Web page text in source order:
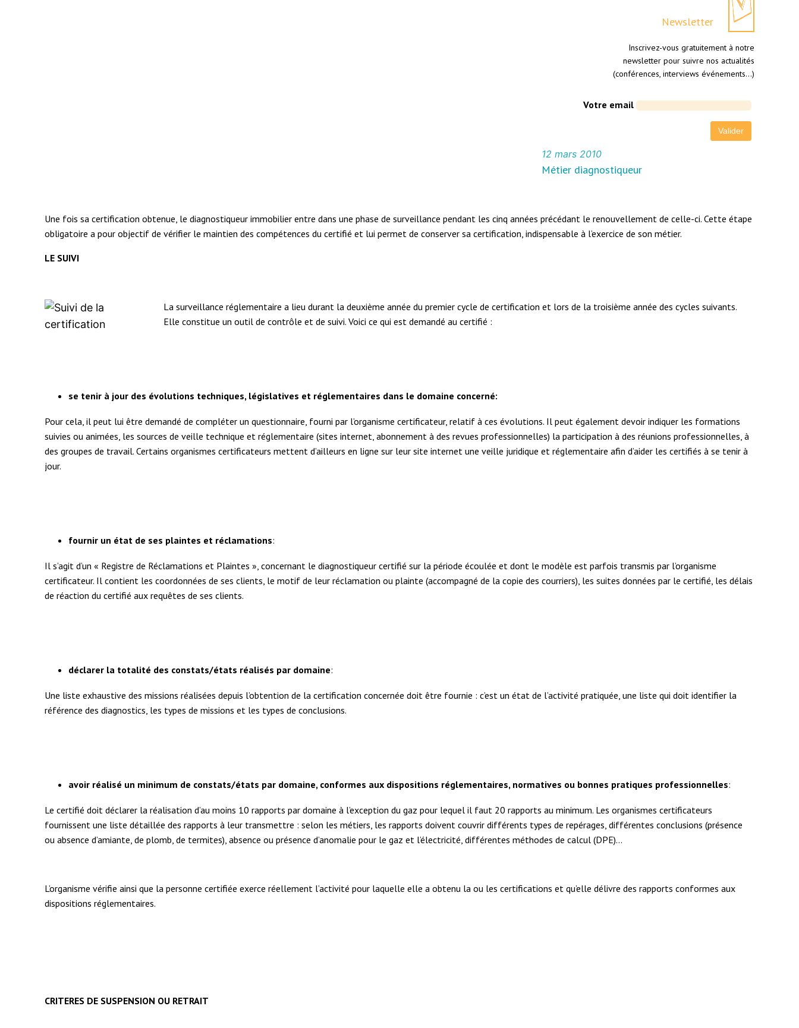
Newsletter
Inscrivez-vous gratuitement à notre
newsletter pour suivre nos actualités
(conférences, interviews événements…)
Votre email
12 mars 2010
Métier diagnostiqueur
Une fois sa certification obtenue, le diagnostiqueur immobilier entre dans une phase de surveillance pendant les cinq années précédant le renouvellement de celle-ci. Cette étape
obligatoire a pour objectif de vérifier le maintien des compétences du certifié et lui permet de conserver sa certification, indispensable à l’exercice de son métier.
LE SUIVI
La surveillance réglementaire a lieu durant la deuxième année du premier cycle de certification et lors de la troisième année des cycles suivants.
Elle constitue un outil de contrôle et de suivi. Voici ce qui est demandé au certifié :
se tenir à jour des évolutions techniques, législatives et réglementaires dans le domaine concerné:
Pour cela, il peut lui être demandé de compléter un questionnaire, fourni par l’organisme certificateur, relatif à ces évolutions. Il peut également devoir indiquer les formations
suivies ou animées, les sources de veille technique et réglementaire (sites internet, abonnement à des revues professionnelles) la participation à des réunions professionnelles, à
des groupes de travail. Certains organismes certificateurs mettent d’ailleurs en ligne sur leur site internet une veille juridique et réglementaire afin d’aider les certifiés à se tenir à
jour.
fournir un état de ses plaintes et réclamations:
Il s’agit d’un « Registre de Réclamations et Plaintes », concernant le diagnostiqueur certifié sur la période écoulée et dont le modèle est parfois transmis par l’organisme
certificateur. Il contient les coordonnées de ses clients, le motif de leur réclamation ou plainte (accompagné de la copie des courriers), les suites données par le certifié, les délais
de réaction du certifié aux requêtes de ses clients.
déclarer la totalité des constats/états réalisés par domaine:
Une liste exhaustive des missions réalisées depuis l’obtention de la certification concernée doit être fournie : c’est un état de l’activité pratiquée, une liste qui doit identifier la
référence des diagnostics, les types de missions et les types de conclusions.
avoir réalisé un minimum de constats/états par domaine, conformes aux dispositions réglementaires, normatives ou bonnes pratiques professionnelles:
Le certifié doit déclarer la réalisation d’au moins 10 rapports par domaine à l’exception du gaz pour lequel il faut 20 rapports au minimum. Les organismes certificateurs
fournissent une liste détaillée des rapports à leur transmettre : selon les métiers, les rapports doivent couvrir différents types de repérages, différentes conclusions (présence
ou absence d’amiante, de plomb, de termites), absence ou présence d’anomalie pour le gaz et l’électricité, différentes méthodes de calcul (DPE)…
L’organisme vérifie ainsi que la personne certifiée exerce réellement l’activité pour laquelle elle a obtenu la ou les certifications et qu’elle délivre des rapports conformes aux
dispositions réglementaires.
CRITERES DE SUSPENSION OU RETRAIT